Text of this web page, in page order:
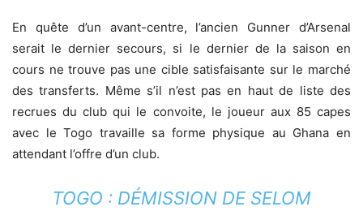
En quête d’un avant-centre, l’ancien Gunner d’Arsenal
serait le dernier secours, si le dernier de la saison en
cours ne trouve pas une cible satisfaisante sur le marché
des transferts. Même s’il n’est pas en haut de liste des
recrues du club qui le convoite, le joueur aux 85 capes
avec le Togo travaille sa forme physique au Ghana en
attendant l’offre d’un club.
TOGO : DÉMISSION DE SELOM